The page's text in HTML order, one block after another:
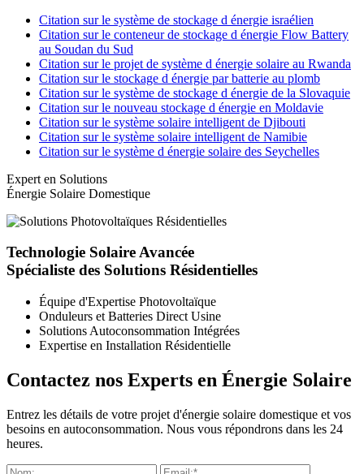
Citation sur le système de stockage d énergie israélien
Citation sur le conteneur de stockage d énergie Flow Battery
au Soudan du Sud
Citation sur le projet de système d énergie solaire au Rwanda
Citation sur le stockage d énergie par batterie au plomb
Citation sur le système de stockage d énergie de la Slovaquie
Citation sur le nouveau stockage d énergie en Moldavie
Citation sur le système solaire intelligent de Djibouti
Citation sur le système solaire intelligent de Namibie
Citation sur le système d énergie solaire des Seychelles
Expert en Solutions
Énergie Solaire Domestique
Technologie Solaire Avancée
Spécialiste des Solutions Résidentielles
Équipe d'Expertise Photovoltaïque
Onduleurs et Batteries Direct Usine
Solutions Autoconsommation Intégrées
Expertise en Installation Résidentielle
Contactez nos Experts en Énergie Solaire
Entrez les détails de votre projet d'énergie solaire domestique et vos
besoins en autoconsommation. Nous vous répondrons dans les 24
heures.